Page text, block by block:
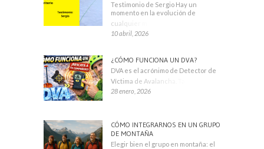
Testimonio de Sergio Hay un
momento en la evolución de
cualquier montañero
10 abril, 2026
¿CÓMO FUNCIONA UN DVA?
DVA es el acrónimo de Detector de
Víctima de Avalancha. También se
28 enero, 2026
CÓMO INTEGRARNOS EN UN GRUPO
DE MONTAÑA
Elegir bien el grupo en montaña: el